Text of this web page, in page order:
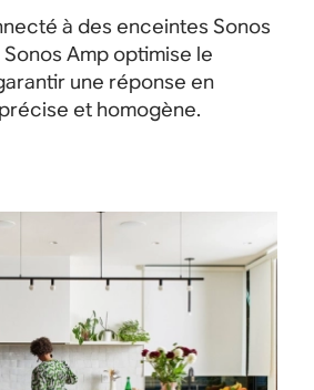
à des enceintes Sonos
Amp optimise le
une réponse en
et homogène.